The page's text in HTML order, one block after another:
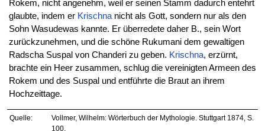
Rokem, nicht angenehm, weil er seinen Stamm dadurch entehrt
glaubte, indem er Krischnanicht als Gott, sondern nur als den
Sohn Wasudewas kannte. Er überredete daher B., sein Wort
zurückzunehmen, und die schöne Rukumani dem gewaltigen
Radscha Suspal von Chanderi zu geben. Krischna, erzürnt,
brachte ein Heer zusammen, schlug die vereinigten Armeen des
Rokem und des Suspal und entführte die Braut an ihrem
Hochzeittage.
Quelle:
Vollmer, Wilhelm: Wörterbuch der Mythologie. Stuttgart 1874, S.
100.